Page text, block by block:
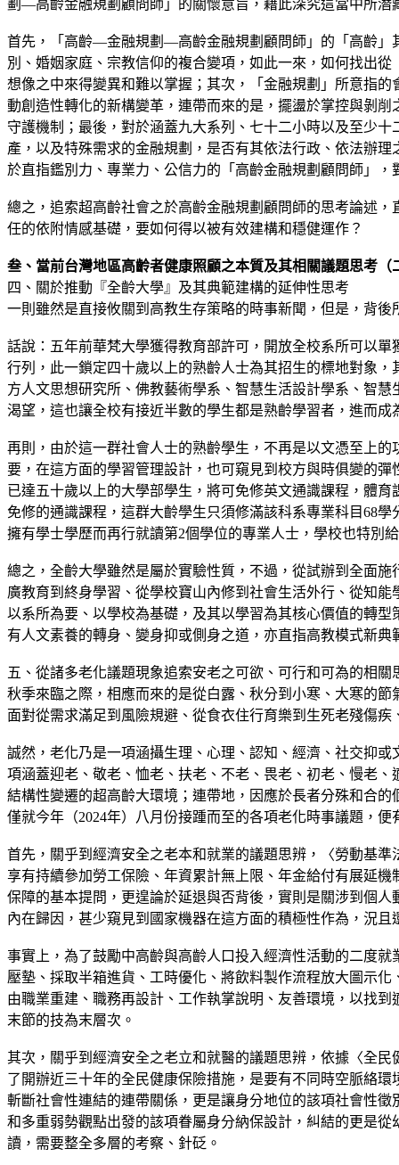
劃—高齡金融規劃顧問師」的關懷意旨，藉此深究這當中所潛
首先，「高齡—金融規劃—高齡金融規劃顧問師」的「高齡」
別、婚姻家庭、宗教信仰的複合變項，如此一來，如何找出
想像之中來得變異和難以掌握；其次，「金融規劃」所意指
動創造性轉化的新構變革，連帶而來的是，擺盪於掌控與剝
守護機制；最後，對於涵蓋九大系列、七十二小時以及至少
產，以及特殊需求的金融規劃，是否有其依法行政、依法辦
於直指鑑別力、專業力、公信力的「高齡金融規劃顧問師」
總之，追索超高齡社會之於高齡金融規劃顧問師的思考論述
任的依附情感基礎，要如何得以被有效建構和穩健運作？
叁、當前台灣地區高齡者健康照顧之本質及其相關議題思考（
四、關於推動『全齡大學』及其典範建構的延伸性思考
一則雖然是直接攸關到高教生存策略的時事新聞，但是，背
話說：五年前華梵大學獲得教育部許可，開放全校系所可以
行列，此一鎖定四十歲以上的熟齡人士為其招生的標地對象
方人文思想研究所、佛教藝術學系、智慧生活設計學系、智
渴望，這也讓全校有接近半數的學生都是熟齡學習者，進而成
再則，由於這一群社會人士的熟齡學生，不再是以文憑至上
要，在這方面的學習管理設計，也可窺見到校方與時俱變的
已達五十歲以上的大學部學生，將可免修英文通識課程，體
免修的通識課程，這群大齡學生只須修滿該科系專業科目68
擁有學士學歷而再行就讀第2個學位的專業人士，學校也特別
總之，全齡大學雖然是屬於實驗性質，不過，從試辦到全面
廣教育到終身學習、從學校寶山內修到社會生活外行、從知
以系所為要、以學校為基礎，及其以學習為其核心價值的轉
有人文素養的轉身、變身抑或側身之道，亦直指高教模式新典
五、從諸多老化議題現象追索安老之可欲、可行和可為的相關
秋季來臨之際，相應而來的是從白露、秋分到小寒、大寒的
面對從需求滿足到風險規避、從食衣住行育樂到生死老殘傷
誠然，老化乃是一項涵攝生理、心理、認知、經濟、社交抑
項涵蓋迎老、敬老、恤老、扶老、不老、畏老、初老、慢老
結構性變遷的超高齡大環境；連帶地，因應於長者分殊和合
僅就今年（2024年）八月份接踵而至的各項老化時事議題，
首先，關乎到經濟安全之老本和就業的議題思辨，〈勞動基
享有持續參加勞工保險、年資累計無上限、年金給付有展延
保障的基本提問，更遑論於延退與否背後，實則是關涉到個
內在歸因，甚少窺見到國家機器在這方面的積極性作為，況
事實上，為了鼓勵中高齡與高齡人口投入經濟性活動的二度
壓墊、採取半箱進貨、工時優化、將飲料製作流程放大圖示
由職業重建、職務再設計、工作執掌說明、友善環境，以找
末節的技為末層次。
其次，關乎到經濟安全之老立和就醫的議題思辨，依據〈全
了開辦近三十年的全民健康保險措施，是要有不同時空脈絡
斬斷社會性連結的連帶關係，更是讓身分地位的該項社會性
和多重弱勢觀點出發的該項眷屬身分納保設計，糾結的更是
讀，需要整全多層的考察、針砭。